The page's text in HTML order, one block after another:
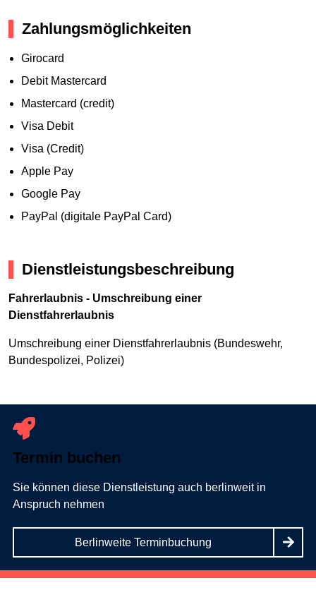
Zahlungsmöglichkeiten
Girocard
Debit Mastercard
Mastercard (credit)
Visa Debit
Visa (Credit)
Apple Pay
Google Pay
PayPal (digitale PayPal Card)
Dienstleistungsbeschreibung
Fahrerlaubnis - Umschreibung einer
Dienstfahrerlaubnis
Umschreibung einer Dienstfahrerlaubnis (Bundeswehr,
Bundespolizei, Polizei)
Termin buchen
Sie können diese Dienstleistung auch berlinweit in
Anspruch nehmen
Berlinweite Terminbuchung